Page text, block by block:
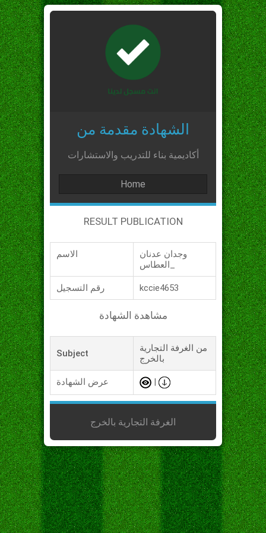
الشهادة مقدمة من
أكاديمية بناء للتدريب والاستشارات
Home
RESULT PUBLICATION
الاسم
وجدان عدنان
رقم التسجيل kccie4653
مشاهدة الشهادة
Subject
من الغرفة التجارية
بالخرج
عرض الشهادة
الغرفة التجارية بالخرج